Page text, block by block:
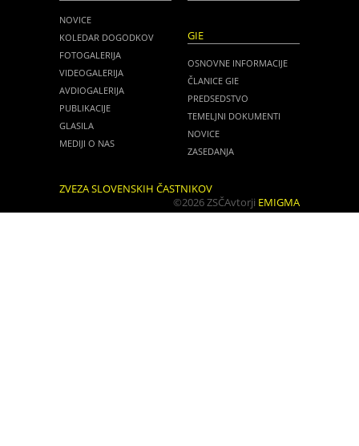
NOVICE
KOLEDAR DOGODKOV
FOTOGALERIJA
VIDEOGALERIJA
AVDIOGALERIJA
PUBLIKACIJE
GLASILA
MEDIJI O NAS
GIE
OSNOVNE INFORMACIJE
ČLANICE GIE
PREDSEDSTVO
TEMELJNI DOKUMENTI
NOVICE
ZASEDANJA
ZVEZA SLOVENSKIH ČASTNIKOV
©2026 ZSČAvtorji EMIGMA